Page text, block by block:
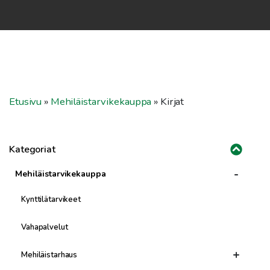
Etusivu » Mehiläistarvikekauppa » Kirjat
Kategoriat
Mehiläistarvikekauppa -
Kynttilätarvikeet
Vahapalvelut
Mehiläistarhaus +